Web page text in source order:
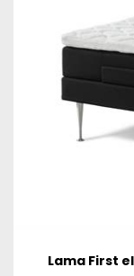
Lama First